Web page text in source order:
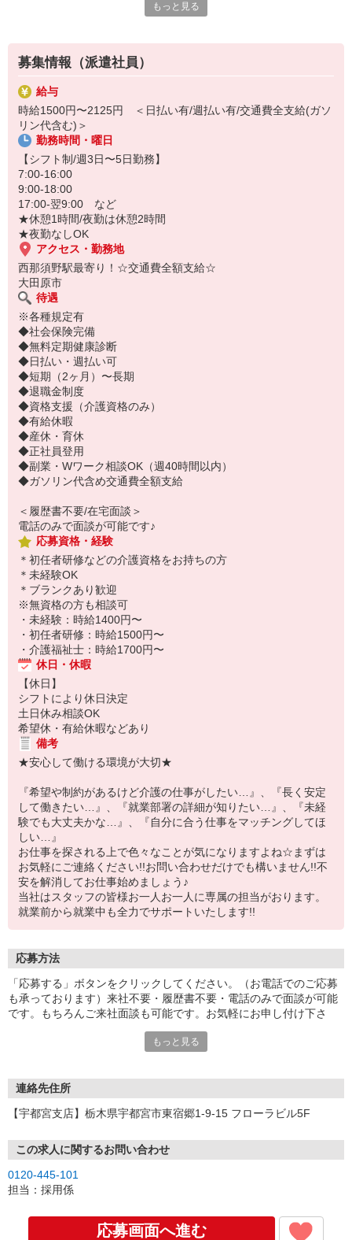
■生活相談やお話相手
■買い物代行
■個人に合わせた生活介助 など
★応募完了後は専属コーディネーターがあなたの仕事探しを徹底サ
ポート★
・働き始める時期
・希望時給
・勤務曜日や勤務頻度
・通勤時間
など、条件含めどんなことでもご相談ください！
もっと見る
募集情報（派遣社員）
給与
時給1500円〜2125円 ＜日払い有/週払い有/交通費全支給(ガソ
リン代含む)＞
勤務時間・曜日
【シフト制/週3日〜5日勤務】
7:00-16:00
9:00-18:00
17:00-翌9:00 など
★休憩1時間/夜勤は休憩2時間
★夜勤なしOK
アクセス・勤務地
西那須野駅最寄り！☆交通費全額支給☆
大田原市
待遇
※各種規定有
◆社会保険完備
◆無料定期健康診断
◆日払い・週払い可
◆短期（2ヶ月）〜長期
◆退職金制度
◆資格支援（介護資格のみ）
◆有給休暇
◆産休・育休
◆正社員登用
◆副業・Wワーク相談OK（週40時間以内）
◆ガソリン代含め交通費全額支給
＜履歴書不要/在宅面談＞
電話のみで面談が可能です♪
応募資格・経験
＊初任者研修などの介護資格をお持ちの方
＊未経験OK
＊ブランクあり歓迎
※無資格の方も相談可
・未経験：時給1400円〜
・初任者研修：時給1500円〜
・介護福祉士：時給1700円〜
休日・休暇
【休日】
シフトにより休日決定
土日休み相談OK
希望休・有給休暇などあり
備考
★安心して働ける環境が大切★
『希望や制約があるけど介護の仕事がしたい…』、『長く安定
して働きたい…』、『就業部署の詳細が知りたい…』、『未経
験でも大丈夫かな…』、『自分に合う仕事をマッチングしてほ
しい…』
お仕事を探される上で色々なことが気になりますよね☆まずは
お気軽にご連絡ください!!お問い合わせだけでも構いません!!不
安を解消してお仕事始めましょう♪
当社はスタッフの皆様お一人お一人に専属の担当がおります。
就業前から就業中も全力でサポートいたします!!
応募方法
「応募する」ボタンをクリックしてください。（お電話でのご応募
も承っております）来社不要・履歴書不要・電話のみで面談が可能
です。もちろんご来社面談も可能です。お気軽にお申し付け下さ
もっと見る
連絡先住所
【宇都宮支店】栃木県宇都宮市東宿郷1-9-15 フローラビル5F
この求人に関するお問い合わせ
0120-445-101
担当：採用係
応募画面へ進む